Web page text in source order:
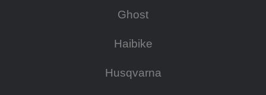
Ghost
Haibike
Husqvarna